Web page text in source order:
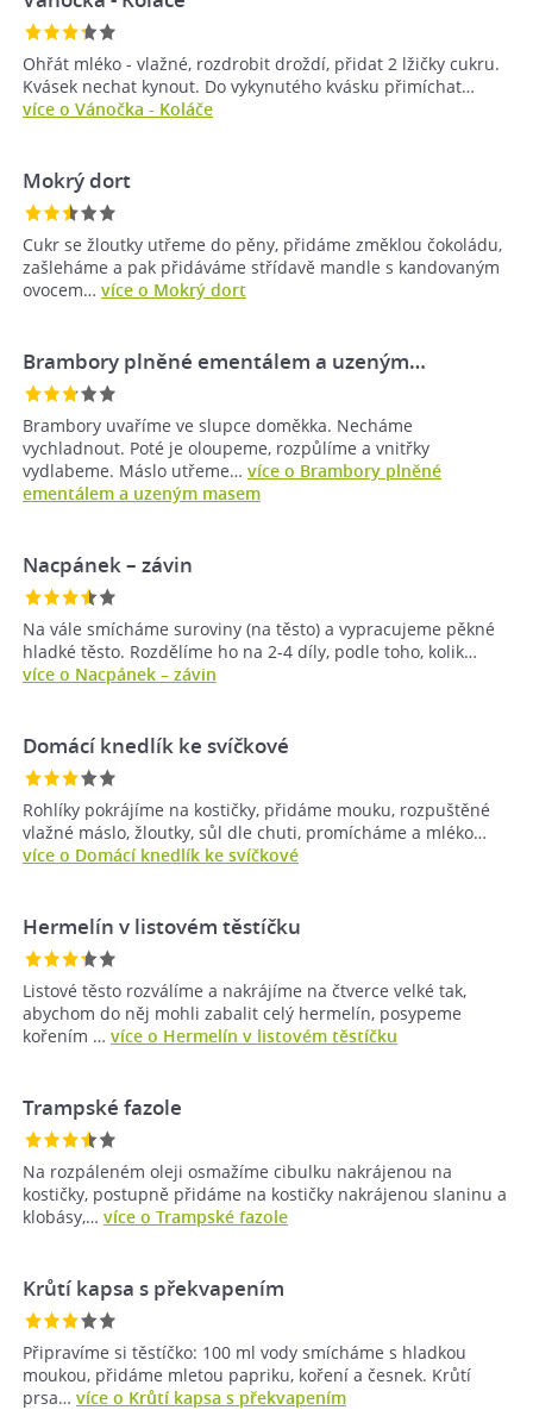
Ohřát mléko - vlažné, rozdrobit droždí, přidat 2 lžičky cukru.
Kvásek nechat kynout. Do vykynutého kvásku přimíchat…
více o Vánočka - Koláče
Mokrý dort
Cukr se žloutky utřeme do pěny, přidáme změklou čokoládu,
zašleháme a pak přidáváme střídavě mandle s kandovaným
ovocem… více o Mokrý dort
Brambory plněné ementálem a uzeným…
Brambory uvaříme ve slupce doměkka. Necháme
vychladnout. Poté je oloupeme, rozpůlíme a vnitřky
vydlabeme. Máslo utřeme… více o Brambory plněné
ementálem a uzeným masem
Nacpánek – závin
Na vále smícháme suroviny (na těsto) a vypracujeme pěkné
hladké těsto. Rozdělíme ho na 2-4 díly, podle toho, kolik…
více o Nacpánek – závin
Domácí knedlík ke svíčkové
Rohlíky pokrájíme na kostičky, přidáme mouku, rozpuštěné
vlažné máslo, žloutky, sůl dle chuti, promícháme a mléko…
více o Domácí knedlík ke svíčkové
Hermelín v listovém těstíčku
Listové těsto rozválíme a nakrájíme na čtverce velké tak,
abychom do něj mohli zabalit celý hermelín, posypeme
kořením … více o Hermelín v listovém těstíčku
Trampské fazole
Na rozpáleném oleji osmažíme cibulku nakrájenou na
kostičky, postupně přidáme na kostičky nakrájenou slaninu a
klobásy,… více o Trampské fazole
Krůtí kapsa s překvapením
Připravíme si těstíčko: 100 ml vody smícháme s hladkou
moukou, přidáme mletou papriku, koření a česnek. Krůtí
prsa… více o Krůtí kapsa s překvapením